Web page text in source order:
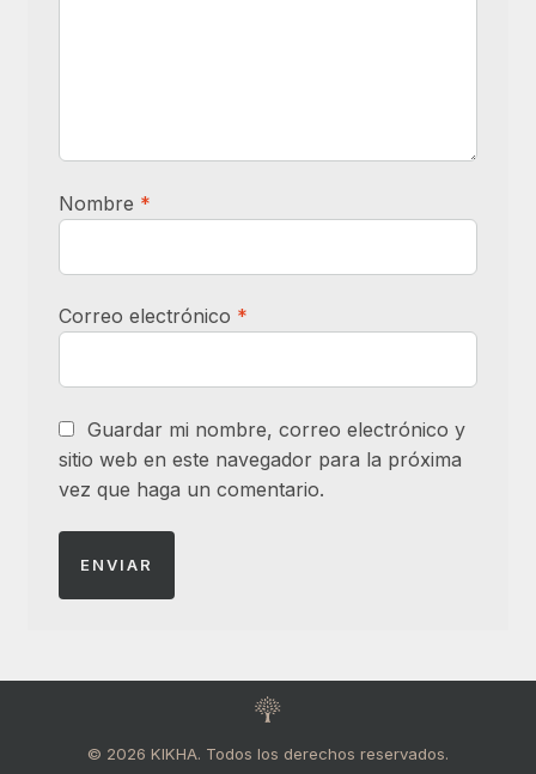
Nombre *
Correo electrónico *
Guardar mi nombre, correo electrónico y
sitio web en este navegador para la próxima
vez que haga un comentario.
© 2026 KIKHA. Todos los derechos reservados.